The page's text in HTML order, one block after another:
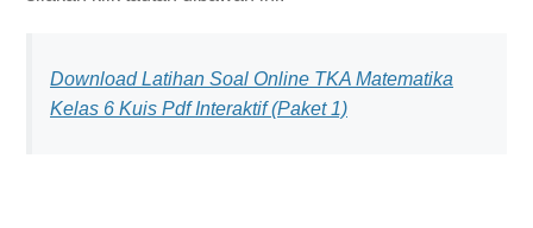
Download Latihan Soal Online TKA Matematika
Kelas 6 Kuis Pdf Interaktif (Paket 1)